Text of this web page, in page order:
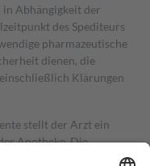
in Abhängigkeit der
des Spediteurs
pharmazeutische
dienen, die
Klärungen
stellt der Arzt ein
Apotheke. Die
in der Regel die